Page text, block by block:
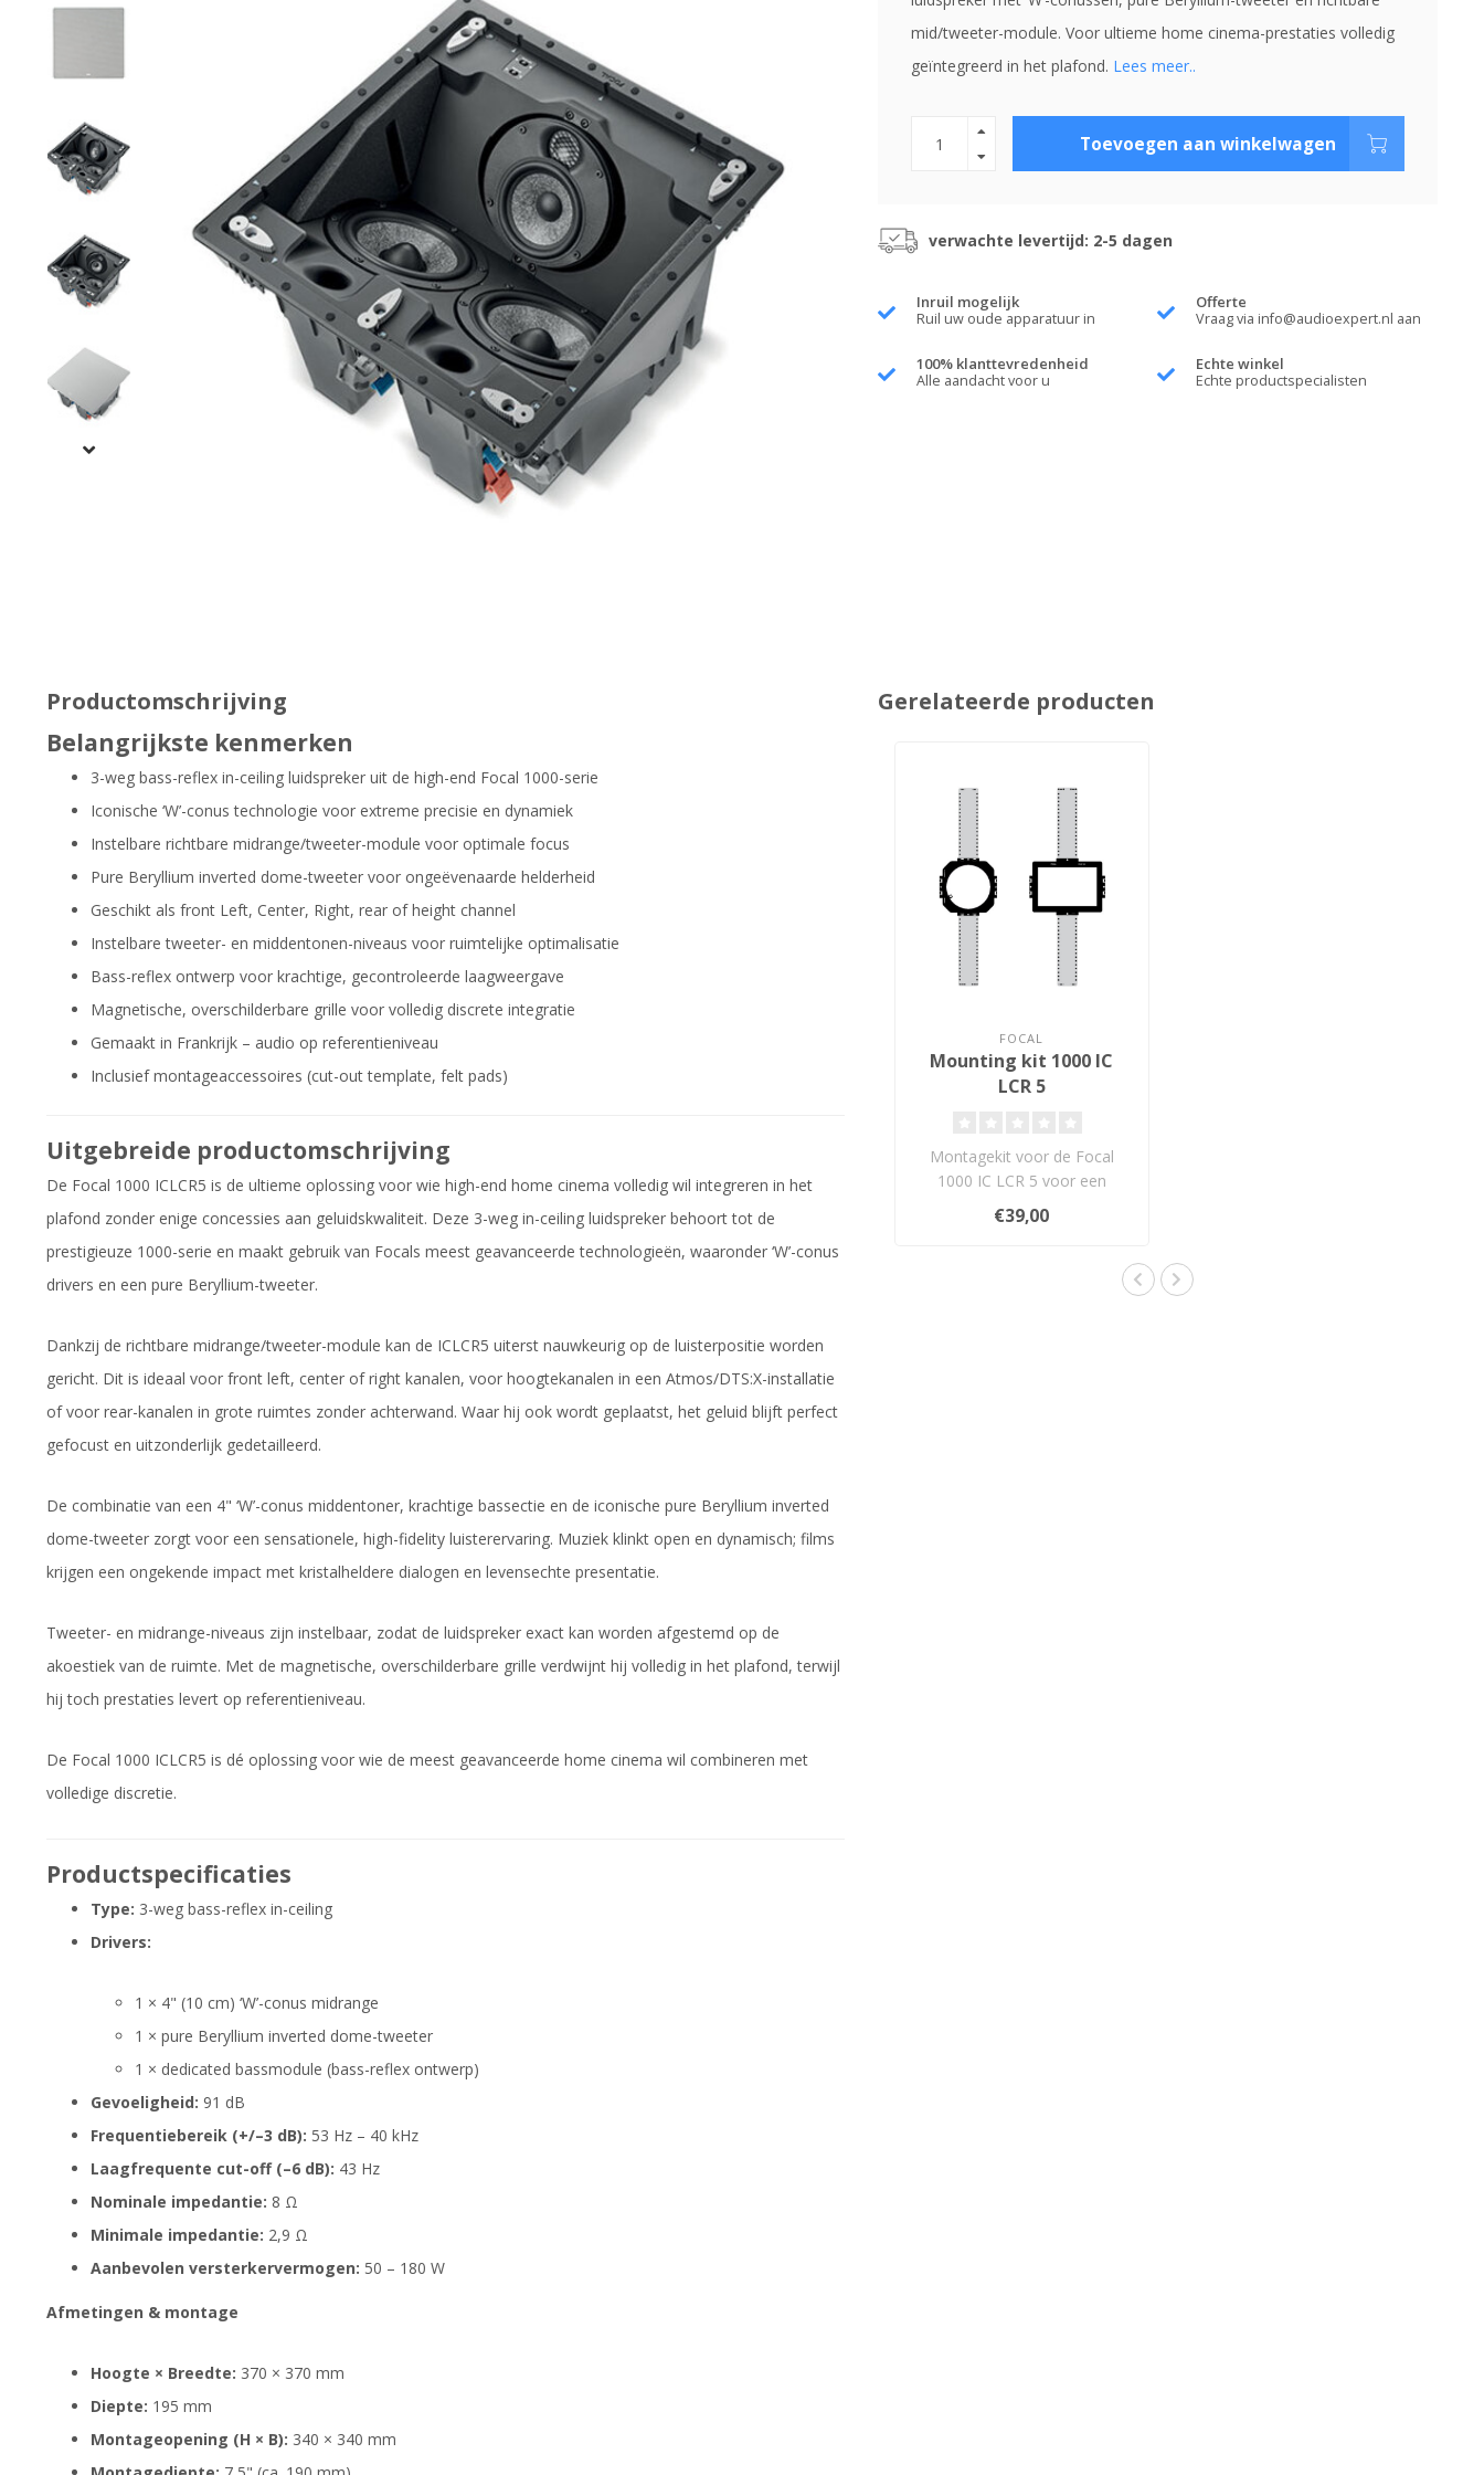
mid/tweeter-module. Voor ultieme home cinema-prestaties volledig
geïntegreerd in het plafond. Lees meer..
Toevoegen aan winkelwagen
verwachte levertijd: 2-5 dagen
Inruil mogelijk
Ruil uw oude apparatuur in
Offerte
Vraag via info@audioexpert.nl aan
100% klanttevredenheid
Alle aandacht voor u
Echte winkel
Echte productspecialisten
Productomschrijving
Belangrijkste kenmerken
3-weg bass-reflex in-ceiling luidspreker uit de high-end Focal 1000-serie
Iconische ‘W’-conus technologie voor extreme precisie en dynamiek
Instelbare richtbare midrange/tweeter-module voor optimale focus
Pure Beryllium inverted dome-tweeter voor ongeëvenaarde helderheid
Geschikt als front Left, Center, Right, rear of height channel
Instelbare tweeter- en middentonen-niveaus voor ruimtelijke optimalisatie
Bass-reflex ontwerp voor krachtige, gecontroleerde laagweergave
Magnetische, overschilderbare grille voor volledig discrete integratie
Gemaakt in Frankrijk – audio op referentieniveau
Inclusief montageaccessoires (cut-out template, felt pads)
Uitgebreide productomschrijving
De Focal 1000 ICLCR5 is de ultieme oplossing voor wie high-end home cinema volledig wil integreren in het
plafond zonder enige concessies aan geluidskwaliteit. Deze 3-weg in-ceiling luidspreker behoort tot de
prestigieuze 1000-serie en maakt gebruik van Focals meest geavanceerde technologieën, waaronder ‘W’-conus
drivers en een pure Beryllium-tweeter.
Dankzij de richtbare midrange/tweeter-module kan de ICLCR5 uiterst nauwkeurig op de luisterpositie worden
gericht. Dit is ideaal voor front left, center of right kanalen, voor hoogtekanalen in een Atmos/DTS:X-installatie
of voor rear-kanalen in grote ruimtes zonder achterwand. Waar hij ook wordt geplaatst, het geluid blijft perfect
gefocust en uitzonderlijk gedetailleerd.
De combinatie van een 4" ‘W’-conus middentoner, krachtige bassectie en de iconische pure Beryllium inverted
dome-tweeter zorgt voor een sensationele, high-fidelity luisterervaring. Muziek klinkt open en dynamisch; films
krijgen een ongekende impact met kristalheldere dialogen en levensechte presentatie.
Tweeter- en midrange-niveaus zijn instelbaar, zodat de luidspreker exact kan worden afgestemd op de
akoestiek van de ruimte. Met de magnetische, overschilderbare grille verdwijnt hij volledig in het plafond, terwijl
hij toch prestaties levert op referentieniveau.
De Focal 1000 ICLCR5 is dé oplossing voor wie de meest geavanceerde home cinema wil combineren met
volledige discretie.
Productspecificaties
Type: 3-weg bass-reflex in-ceiling
Drivers:
1 × 4" (10 cm) ‘W’-conus midrange
1 × pure Beryllium inverted dome-tweeter
1 × dedicated bassmodule (bass-reflex ontwerp)
Gevoeligheid: 91 dB
Frequentiebereik (+/–3 dB): 53 Hz – 40 kHz
Laagfrequente cut-off (–6 dB): 43 Hz
Nominale impedantie: 8 Ω
Minimale impedantie: 2,9 Ω
Aanbevolen versterkervermogen: 50 – 180 W
Afmetingen & montage
Hoogte × Breedte: 370 × 370 mm
Diepte: 195 mm
Montageopening (H × B): 340 × 340 mm
Gerelateerde producten
FOCAL
Mounting kit 1000 IC
LCR 5
Montagekit voor de Focal
1000 IC LCR 5 voor een
veilige, stabiele en perfect uit..
€39,00